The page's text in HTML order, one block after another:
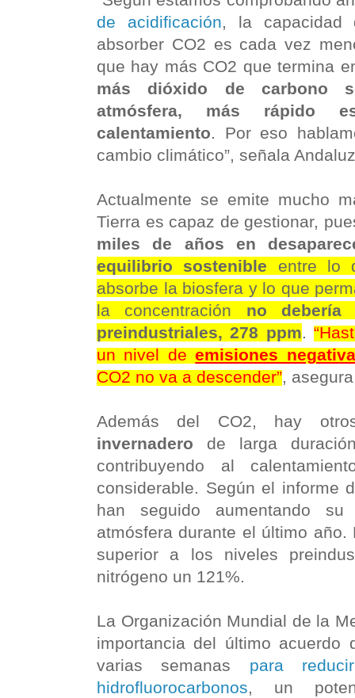
de acidificación, la capacidad
absorber CO2 es cada vez
que hay más CO2 que termina
más dióxido de carbono
atmósfera, más rápido
calentamiento. Por eso
cambio climático”, señala
Actualmente se emite mucho
Tierra es capaz de gestionar,
miles de años en
equilibrio sostenible entre lo
absorbe la biosfera y lo que
la concentración no debería
preindustriales, 278 ppm.
un nivel deemisiones
CO2 no va a descender”,
Además del CO2, hay
invernadero de larga
contribuyendo al
considerable. Según el informe
han seguido aumentando
atmósfera durante el último
superior a los niveles
nitrógeno un 121%.
La Organización Mundial de la
importancia del último acuerdo
varias semanas para
hidrofluorocarbonos, un